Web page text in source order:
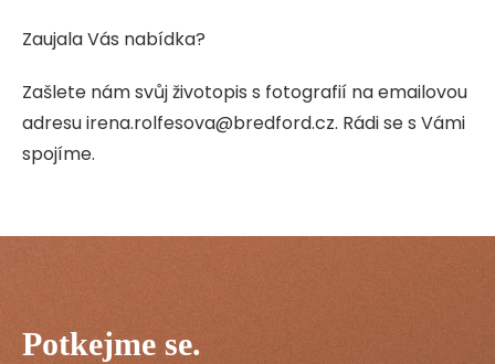
Zaujala Vás nabídka?
Zašlete nám svůj životopis s fotografií na emailovou
adresu irena.rolfesova@bredford.cz. Rádi se s Vámi
spojíme.
Potkejme se.